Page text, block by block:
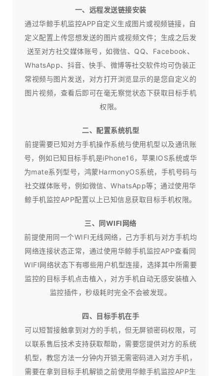
一、远程发送链接安装
通过华鲸手机监控APP自定义生成图片或视频链接，自
定义配置上传您想发送的图片或视频文件；生成之后发
送至对方社交媒体账号，如微信、QQ、Facebook、
WhatsApp、抖音、快手、微博等社交软件均可伪装正
常视频与图片发送，对方打开浏览显示的是您自定义的
图片视频，查看后即可在毫无察觉状态下获取目标手机
权限。
二、配置系统机型
前提需要已知对方手机操作系统与使用机型以及通讯账
号，例如已知目标手机是iPhone16，苹果IOS系统或华
为mate系列型号，鸿蒙HarmonyOS系统，手机号码与
社交媒体账号，例如微信、WhatsApp等；通过使用华
鲸手机监控APP配置以上已知信息获取目标手机权限。
三、同WIFI网络
前提使用同一个WIFI无线网络，己方手机与对方手机均
网络连接状态正常，通过使用华鲸手机监控APP查看同
WIFI网络状态下有哪些用户机型连接，选择其中所需要
监控的目标手机点击植入，对方手机自动无感安装植入
监控插件，秒级耗时完全不会被发现。
四、目标手机在手
可以短暂接触拿到对方的手机，但无屏锁密码权限，可
以联系售后技术支持获取帮助，需要您提供对方的系统
机型，教您方法一分钟内开锁无需密码进入对方手机，
需要在拿到目标手机解锁之前使用华鲸手机监控APP生